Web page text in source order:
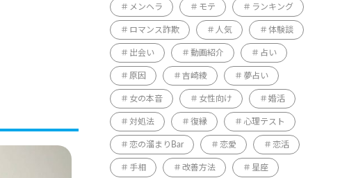
メンヘラ モテ ランキング
ロマンス詐欺 人気 体験談
出会い 動画紹介 占い
原因 吉崎綾 夢占い
女の本音 女性向け 婚活
対処法 復縁 心理テスト
恋の溜まりBar 恋愛 恋活
手相 改善方法 星座